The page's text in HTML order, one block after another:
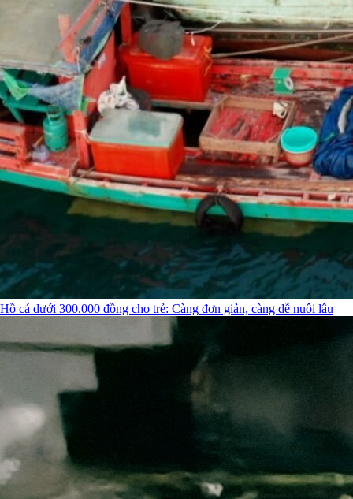
Hồ cá dưới 300.000 đồng cho trẻ: Càng đơn giản, càng dễ nuôi lâu